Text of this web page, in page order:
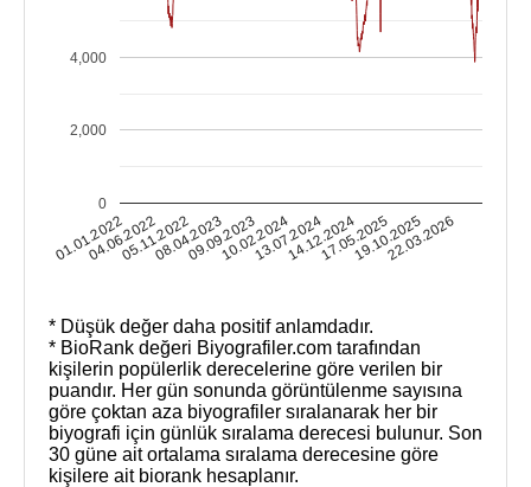
01.01.2022
04.06.2022
05.11.2022
08.04.2023
09.09.2023
10.02.2024
13.07.2024
14.12.2024
17.05.2025
19.10.2025
22.03.2026
0
2,000
4,000
* Düşük değer daha positif anlamdadır.
* BioRank değeri Biyografiler.com tarafından
kişilerin popülerlik derecelerine göre verilen bir
puandır. Her gün sonunda görüntülenme sayısına
göre çoktan aza biyografiler sıralanarak her bir
biyografi için günlük sıralama derecesi bulunur. Son
30 güne ait ortalama sıralama derecesine göre
kişilere ait biorank hesaplanır.